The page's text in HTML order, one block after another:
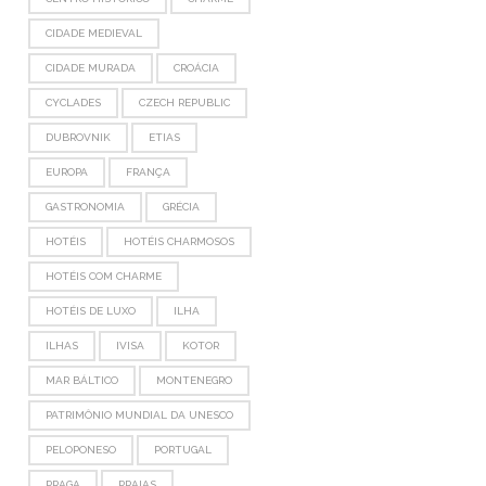
CIDADE MEDIEVAL
CIDADE MURADA CROÁCIA
CYCLADES CZECH REPUBLIC
DUBROVNIK ETIAS
EUROPA FRANÇA
GASTRONOMIA GRÉCIA
HOTÉIS HOTÉIS CHARMOSOS
HOTÉIS COM CHARME
HOTÉIS DE LUXO ILHA
ILHAS IVISA KOTOR
MAR BÁLTICO MONTENEGRO
PATRIMÔNIO MUNDIAL DA UNESCO
PELOPONESO PORTUGAL